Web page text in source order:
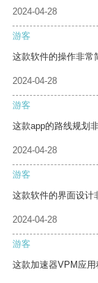
2024-04-28
游客
这款软件的操作非常
2024-04-28
游客
这款app的路线规划
2024-04-28
游客
这款软件的界面设计
2024-04-28
游客
这款加速器VPM应用